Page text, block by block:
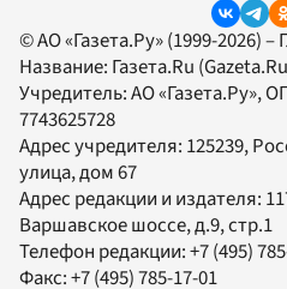
© АО «Газета.Ру» (1999-2026)
Название: Газета.Ru
Учредитель:АО «Газета.Ру»,
7743625728
Адрес учредителя: 125239,
улица, дом 67
Адрес редакции и издателя:
Варшавское шоссе, д.9, стр.1
Телефон редакции:+7 (495)
Факс:+7 (495) 785-17-01